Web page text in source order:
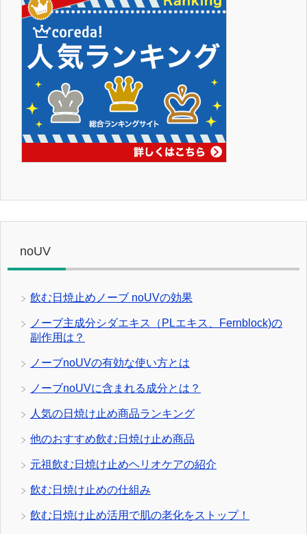
noUV
飲む日焼止めノーブ noUVの効果
ノーブ主成分シダエキス（PLエキス、Fernblock)の
副作用は？
ノーブnoUVの有効な使い方とは
ノーブnoUVに含まれる成分とは？
人気の日焼け止め商品ランキング
他のおすすめ飲む日焼け止め商品
元祖飲む日焼け止めヘリオケアの紹介
飲む日焼け止めの仕組み
飲む日焼け止め活用で肌の老化をストップ！